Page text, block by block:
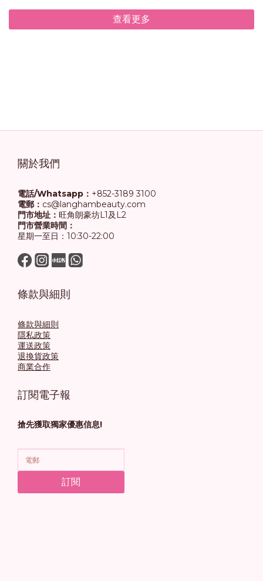
查看更多
關於我們
電話/Whatsapp： +852-3189 3100
電郵： cs@langhambeauty.com
門市地址： 旺角朗豪坊L1及L2
門市營業時間：
星期一至日：10:30-22:00
條款與細則
條款與細則
隱私政策
運送政策
退換貨政策
商業合作
訂閱電子報
搶先獲取獨家優惠信息!
訂閱